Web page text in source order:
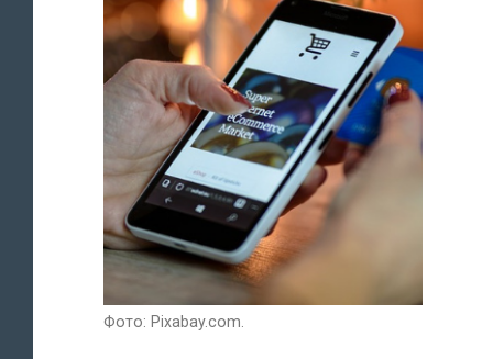
Фото: Pixabay.com.